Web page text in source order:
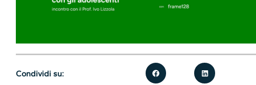
Condividi su: